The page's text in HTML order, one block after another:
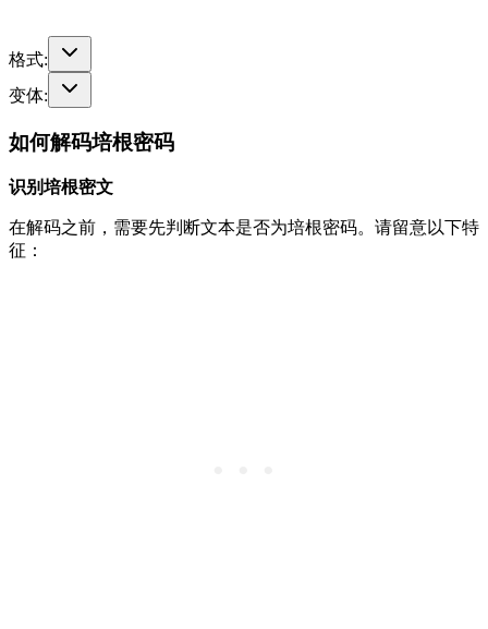
格式:
变体:
如何解码培根密码
识别培根密文
在解码之前，需要先判断文本是否为培根密码。请留意以下特
征：